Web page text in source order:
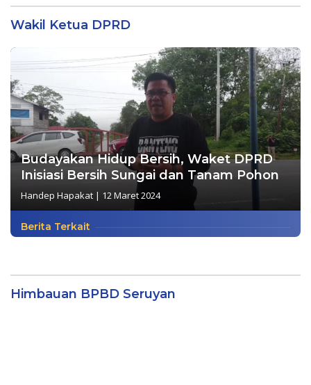
Wakil Ketua DPRD
Budayakan Hidup Bersih, Waket DPRD
Inisiasi Bersih Sungai dan Tanam Pohon
Handep Hapakat | 12 Maret 2024
Berita Terkait
Himbauan BPBD Seruyan